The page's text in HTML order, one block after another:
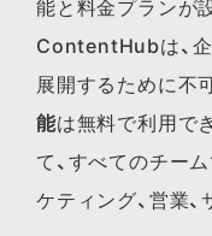
能と料金プランが
ContentHubは、
展開するために不
能は無料で利用で
て、すべてのチー
ケティング、営業